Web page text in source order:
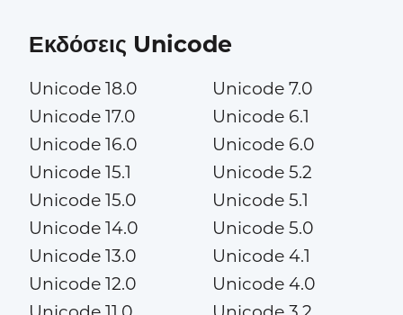
Εκδόσεις Unicode
Unicode 18.0
Unicode 17.0
Unicode 16.0
Unicode 15.1
Unicode 15.0
Unicode 14.0
Unicode 13.0
Unicode 12.0
Unicode 7.0
Unicode 6.1
Unicode 6.0
Unicode 5.2
Unicode 5.1
Unicode 5.0
Unicode 4.1
Unicode 4.0